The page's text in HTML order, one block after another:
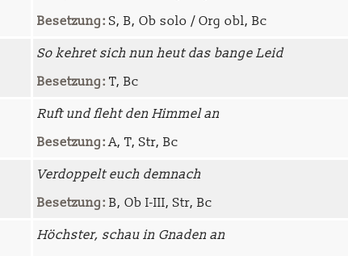
Besetzung: S, B, Ob solo / Org obl, Bc
So kehret sich nun heut das bange Leid
Besetzung: T, Bc
Ruft und fleht den Himmel an
Besetzung:A, T, Str, Bc
Verdoppelt euch demnach
Besetzung: B, Ob I-III, Str, Bc
Höchster, schau in Gnaden an